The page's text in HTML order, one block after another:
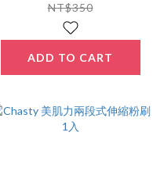
NT$350
ADD TO CART